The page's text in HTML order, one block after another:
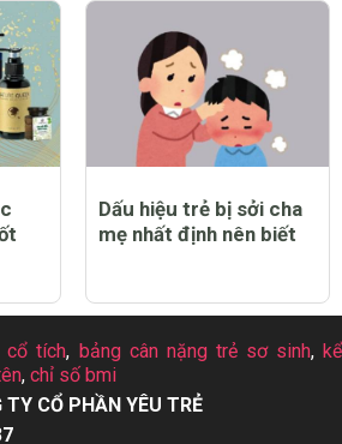
Dấu hiệu trẻ bị sởi cha
mẹ nhất định nên biết
cổ tích, bảng cân nặng trẻ sơ sinh,kể
, chỉ số bmi
TY CỔ PHẦN YÊU TRẺ